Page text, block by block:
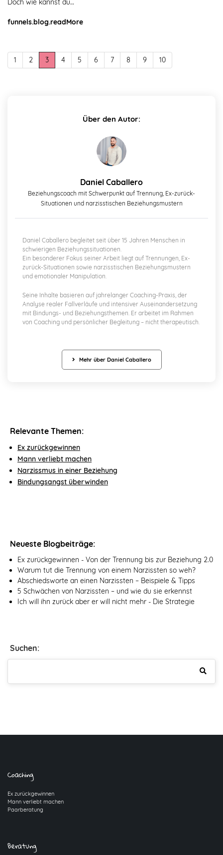
Doch wie kannst du…
funnels.blog.readMore
1 2 3 4 5 6 7 8 9 10
Über den Autor:
Daniel Caballero
Beziehungscoach mit Schwerpunkt auf Trennung, Ex-zurück-
Situationen und narzisstischen Beziehungsmustern
Daniel Caballero begleitet seit über 15 Jahren Menschen in
schwierigen Beziehungssituationen.
Ein besonderer Fokus seiner Arbeit liegt auf Trennungen, Ex-
zurück-Situationen sowie narzisstischen Beziehungsmustern
und emotionaler Manipulation.
Seine Inhalte basieren auf jahrelanger Coaching-Praxis, der
Analyse realer Fallverläufe und intensiver Auseinandersetzung
mit Bindungs- und Beziehungsthemen. Er arbeitet im Rahmen
von Coaching und persönlicher Begleitung – nicht therapeutisch.
Mehr über Daniel Caballero
Relevante Themen:
Ex zurückgewinnen
Mann verliebt machen
Narzissmus in einer Beziehung
Bindungsangst überwinden
Neueste Blogbeiträge:
Ex zurückgewinnen - Von der Trennung bis zur Beziehung 2.0
Warum tut die Trennung von einem Narzissten so weh?
Abschiedsworte an einen Narzissten – Beispiele & Tipps
5 Schwächen von Narzissten – und wie du sie erkennst
Ich will ihn zurück aber er will nicht mehr - Die Strategie
Suchen:
Coaching
Ex zurückgewinnen
Mann verliebt machen
Paarberatung
Beratung